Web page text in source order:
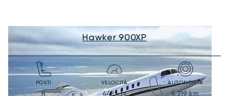
Hawker 900XP
POSTI
8
VELOCITÀ
448kts
AUTONOMIA
5.219km